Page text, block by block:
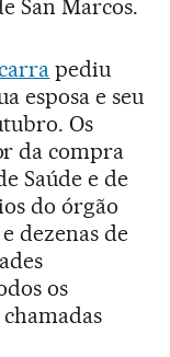
San Marcos.
pediu
esposa e seu
Os
da compra
Saúde e de
do órgão
dezenas de
os